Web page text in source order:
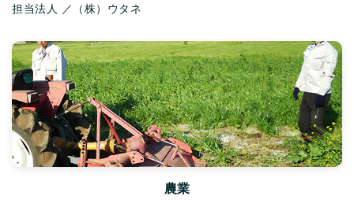
担当法人
／ （株）ウタネ
農業